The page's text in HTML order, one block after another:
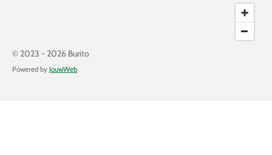
© 2023 - 2026 Burito
Powered by JouwWeb